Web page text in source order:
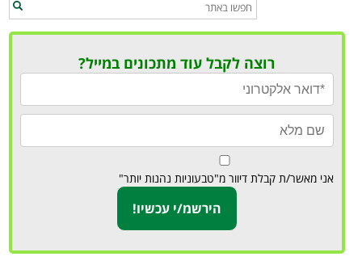
רוצה לקבל עוד מתכונים במייל?
אני מאשר/ת קבלת דיוור מ"טבעוניות נהנות יותר"